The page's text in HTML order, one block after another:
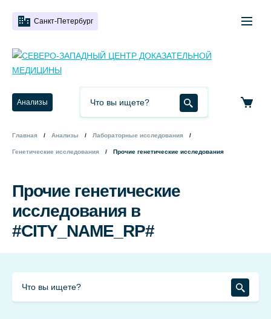
Санкт-Петербург
Анализы
Главная Анализы Лабораторные исследования
Генетические исследования Прочие генетические исследования
Прочие генетические
исследования в
#CITY_NAME_RP#